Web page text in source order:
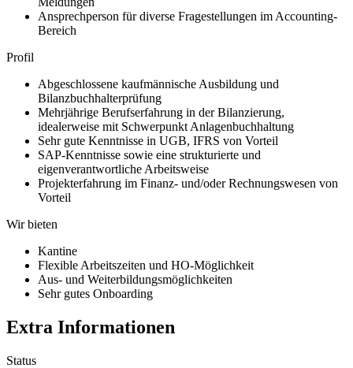
Ansprechperson für diverse Fragestellungen im Accounting-
Bereich
Profil
Abgeschlossene kaufmännische Ausbildung und
Bilanzbuchhalterprüfung
Mehrjährige Berufserfahrung in der Bilanzierung,
idealerweise mit Schwerpunkt Anlagenbuchhaltung
Sehr gute Kenntnisse in UGB, IFRS von Vorteil
SAP-Kenntnisse sowie eine strukturierte und
eigenverantwortliche Arbeitsweise
Projekterfahrung im Finanz- und/oder Rechnungswesen von
Vorteil
Wir bieten
Kantine
Flexible Arbeitszeiten und HO-Möglichkeit
Aus- und Weiterbildungsmöglichkeiten
Sehr gutes Onboarding
Extra Informationen
Status